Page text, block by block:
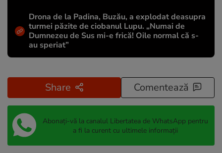
Drona de la Padina, Buzău, a explodat deasupra
turmei păzite de ciobanul Lupu. „Numai de
Dumnezeu de Sus mi-e frică! Oile normal că s-
au speriat”
Share Comentează
Abonați-vă la canalul Libertatea de WhatsApp pentru
a fi la curent cu ultimele informații